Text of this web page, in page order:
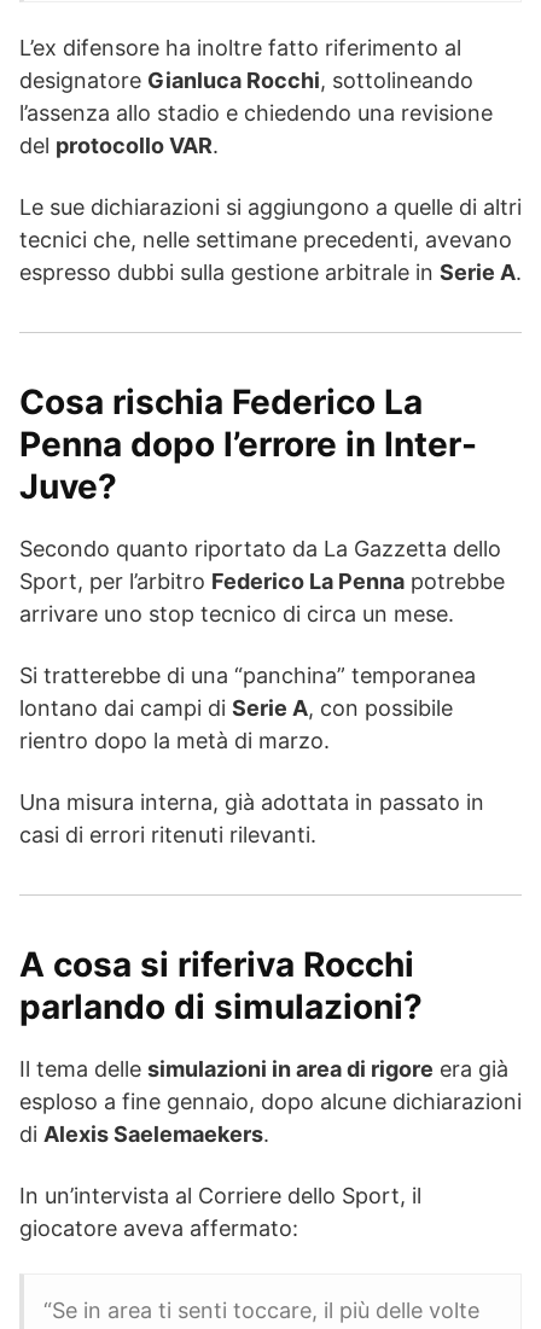
L’ex difensore ha inoltre fatto riferimento al
designatore Gianluca Rocchi, sottolineando
l’assenza allo stadio e chiedendo una revisione
del protocollo VAR.
Le sue dichiarazioni si aggiungono a quelle di altri
tecnici che, nelle settimane precedenti, avevano
espresso dubbi sulla gestione arbitrale in Serie A.
Cosa rischia Federico La
Penna dopo l’errore in Inter-
Juve?
Secondo quanto riportato da La Gazzetta dello
Sport, per l’arbitro Federico La Penna potrebbe
arrivare uno stop tecnico di circa un mese.
Si tratterebbe di una “panchina” temporanea
lontano dai campi di Serie A, con possibile
rientro dopo la metà di marzo.
Una misura interna, già adottata in passato in
casi di errori ritenuti rilevanti.
A cosa si riferiva Rocchi
parlando di simulazioni?
Il tema delle simulazioni in area di rigore era già
esploso a fine gennaio, dopo alcune dichiarazioni
di Alexis Saelemaekers.
In un’intervista al Corriere dello Sport, il
giocatore aveva affermato:
“Se in area ti senti toccare, il più delle volte